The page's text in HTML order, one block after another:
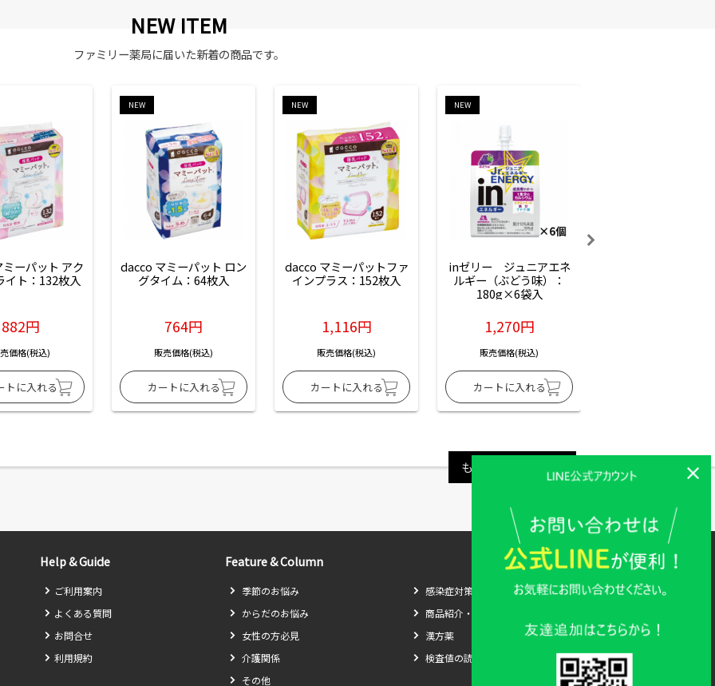
NEW ITEM
ファミリー薬局に届いた新着の商品です。
ーパット アク
イト：132枚入
882円
価格(税込)
NEW
dacco マミーパット ロン
グタイム：64枚入
764円
販売価格(税込)
NEW
dacco マミーパットファ
インプラス：152枚入
1,116円
販売価格(税込)
NEW
inゼリー　ジュニアエネ
ルギー（ぶどう味）：
180g×6袋入
1,270円
販売価格(税込)
もっと見る
Help & Guide
ご利用案内
よくある質問
お問合せ
利用規約
Feature & Column
季節のお悩み
感染症対策
からだのお悩み
商品紹介・比較
女性の方必見
漢方薬
介護関係
検査値の読み方
その他